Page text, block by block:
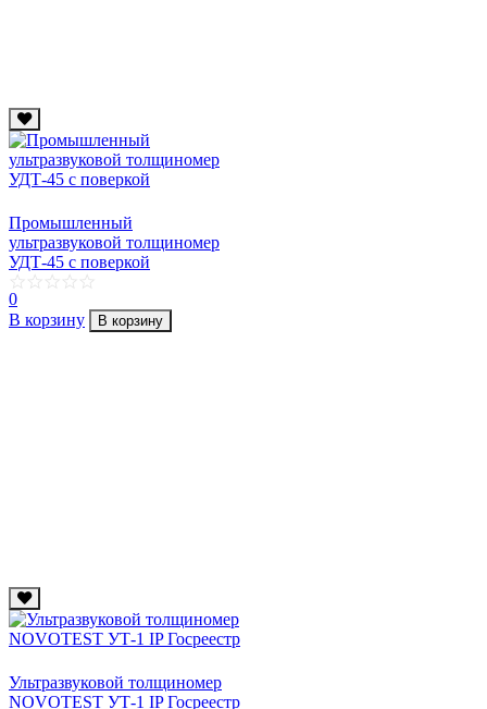
Промышленный
ультразвуковой толщиномер
УДТ-45 с поверкой
0
В корзину
В корзину
Ультразвуковой толщиномер
NOVOTEST УТ-1 IP Госреестр